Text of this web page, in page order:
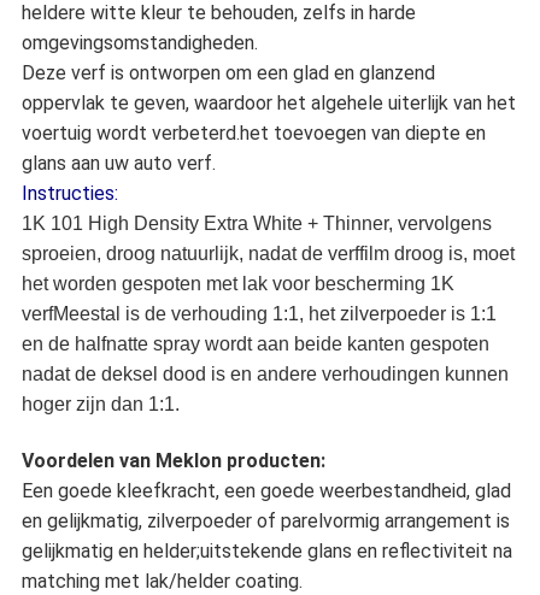
heldere witte kleur te behouden, zelfs in harde
omgevingsomstandigheden.
Deze verf is ontworpen om een glad en glanzend
oppervlak te geven, waardoor het algehele uiterlijk van het
voertuig wordt verbeterd.het toevoegen van diepte en
glans aan uw auto verf.
Instructies:
1K 101 High Density Extra White + Thinner, vervolgens
sproeien, droog natuurlijk, nadat de verffilm droog is, moet
het worden gespoten met lak voor bescherming 1K
verfMeestal is de verhouding 1:1, het zilverpoeder is 1:1
en de halfnatte spray wordt aan beide kanten gespoten
nadat de deksel dood is en andere verhoudingen kunnen
hoger zijn dan 1:1.
Voordelen van Meklon producten:
Een goede kleefkracht, een goede weerbestandheid, glad
en gelijkmatig, zilverpoeder of parelvormig arrangement is
gelijkmatig en helder;uitstekende glans en reflectiviteit na
matching met lak/helder coating.